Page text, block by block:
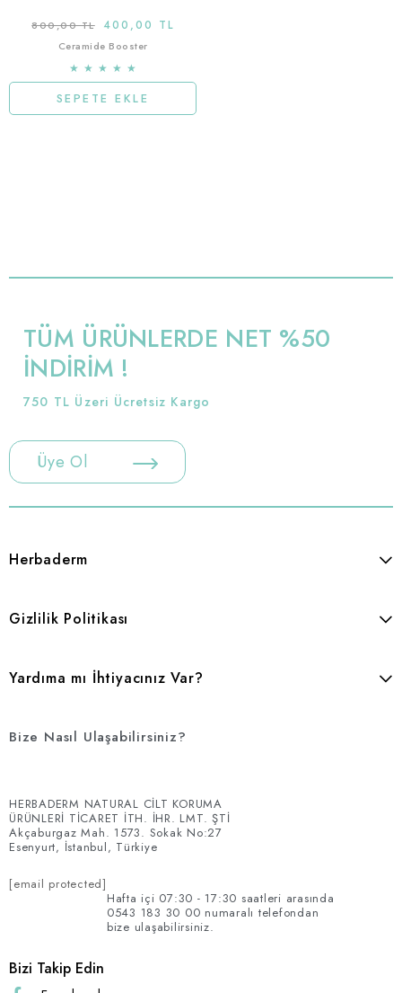
400,00 TL
800,00 TL
Ceramide Booster
★ ★ ★ ★ ★
SEPETE EKLE
TÜM ÜRÜNLERDE NET %50
İNDİRİM !
750 TL Üzeri Ücretsiz Kargo
Üye Ol
Herbaderm
Gizlilik Politikası
Yardıma mı İhtiyacınız Var?
Bize Nasıl Ulaşabilirsiniz?
HERBADERM NATURAL CİLT KORUMA
ÜRÜNLERİ TİCARET İTH. İHR. LMT. ŞTİ
Akçaburgaz Mah. 1573. Sokak No:27
Esenyurt, İstanbul, Türkiye
[email protected]
Hafta içi 07:30 - 17:30 saatleri arasında
0543 183 30 00 numaralı telefondan
bize ulaşabilirsiniz.
Bizi Takip Edin